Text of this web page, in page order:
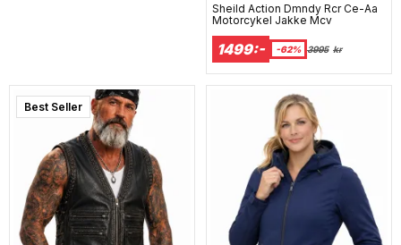
Sheild Action Dmndy Rcr Ce-Aa
Motorcykel Jakke Mcv
1499:- -62% 3995 kr
Best Seller